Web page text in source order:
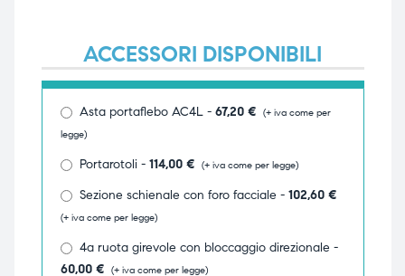
ACCESSORI DISPONIBILI
Asta portaflebo AC4L - 67,20 € (+ iva come per
legge)
Portarotoli - 114,00 € (+ iva come per legge)
Sezione schienale con foro facciale - 102,60 €
(+ iva come per legge)
4a ruota girevole con bloccaggio direzionale -
60,00 € (+ iva come per legge)